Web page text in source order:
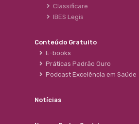
Classificare
IBES Legis
Conteúdo Gratuito
E-books
Práticas Padrão Ouro
Podcast Excelência em Saúde
Notícias